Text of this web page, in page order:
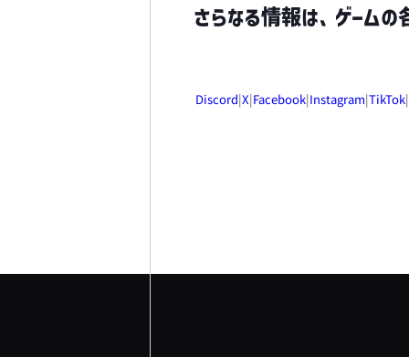
さらなる情報は、ゲームの
Discord|X|Facebook|Instagram|TikTok|